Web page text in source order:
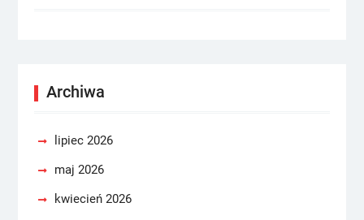
Archiwa
lipiec 2026
maj 2026
kwiecień 2026